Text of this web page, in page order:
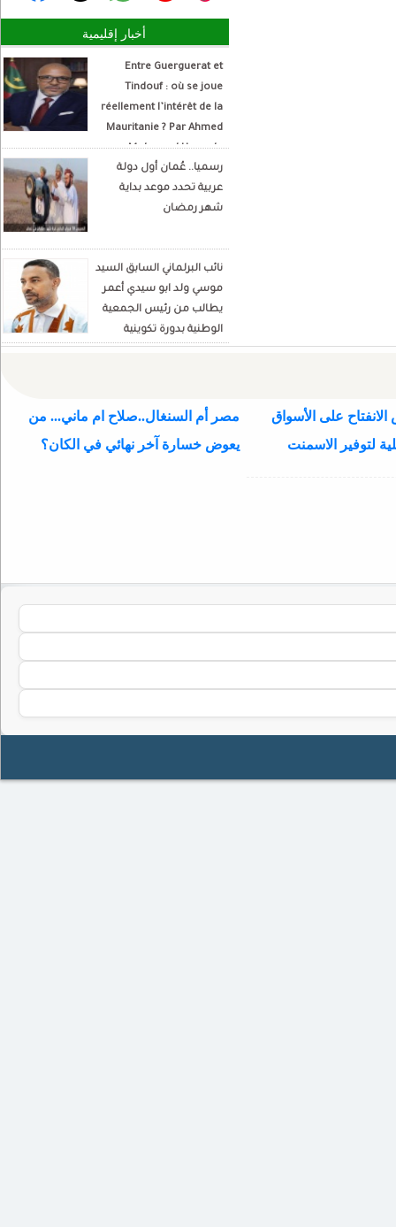
أخبار إقليمية
Entre Guerguerat et
Tindouf : où se joue
réellement l’intérêt de la
Mauritanie ? Par Ahmed
Mohamed Hamada
Écrivain et analyste
politique
رسميا.. عُمان أول دولة
عربية تحدد موعد بداية
شهر رمضان
نائب البرلماني السابق السيد
موسي ولد ابو سيدي أعمر
يطالب من رئيس الجمعية
الوطنية بدورة تكوينية
للنواب الجديد
على الأسواق
لتوفير الاسمنت
مصر أم السنغال..صلاح ام ماني... من
يعوض خسارة آخر نهائي في الكان؟